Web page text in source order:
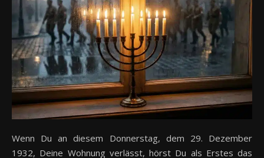
Wenn Du an diesem Donnerstag, dem 29. Dezember
1932, Deine Wohnung verlässt, hörst Du als Erstes das